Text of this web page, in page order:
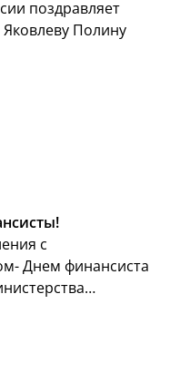
поздравляет
Полину
с
Днем финансиста